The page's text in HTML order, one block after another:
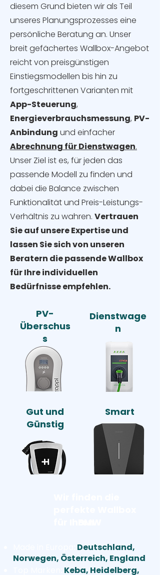
diesem Grund bieten wir als Teil
unseres Planungsprozesses eine
persönliche Beratung an. Unser
breit gefächertes Wallbox-Angebot
reicht von preisgünstigen
Einstiegsmodellen bis hin zu
fortgeschrittenen Varianten mit
App-Steuerung,
Energieverbrauchsmessung, PV-
Anbindung und einfacher
Abrechnung für Dienstwagen.
Unser Ziel ist es, für jeden das
passende Modell zu finden und
dabei die Balance zwischen
Funktionalität und Preis-Leistungs-
Verhältnis zu wahren. Vertrauen
Sie auf unsere Expertise und
lassen Sie sich von unseren
Beratern die passende Wallbox
für Ihre individuellen
Bedürfnisse empfehlen.
PV-
Überschus
s
Dienstwage
n
Gut und
Günstig
Smart
Deutschland,
Norwegen, Österreich, England
Keba, Heidelberg,